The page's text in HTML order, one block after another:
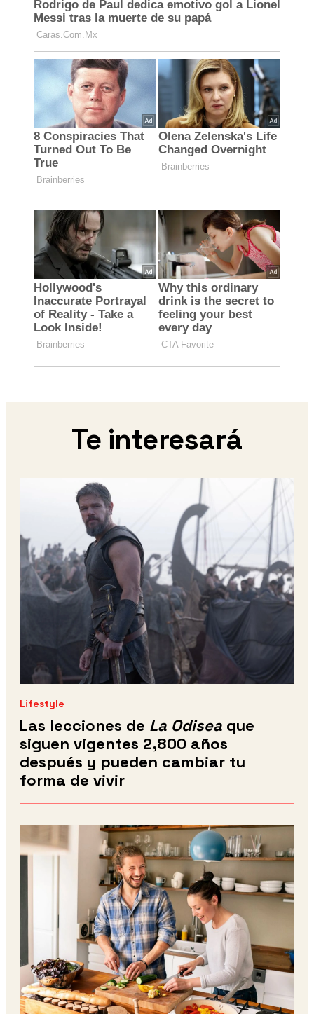
Te interesará
Lifestyle
Las lecciones de La Odisea que
siguen vigentes 2,800 años
después y pueden cambiar tu
forma de vivir